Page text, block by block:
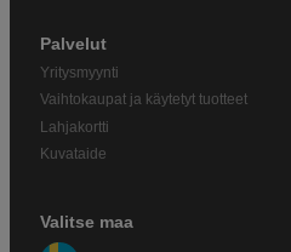
Palvelut
Yritysmyynti
Vaihtokaupat ja käytetyt tuotteet
Lahjakortti
Kuvataide
Valitse maa